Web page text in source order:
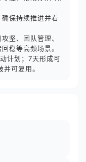
保持续推进并看
坚、团队管理、
稳等高频场景。
计划；7天形成可
可复用。